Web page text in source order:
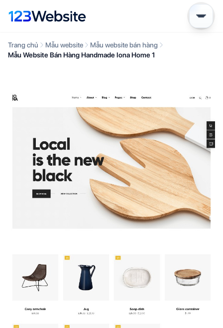
Trang chủ Mẫu website
Mẫu website bán hàng
Mẫu Website Bán Hàng Handmade Iona Home 1